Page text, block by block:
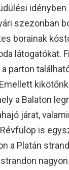
szezonban
borainak
látogatókat.
a Balaton
járat,
is
a Platán